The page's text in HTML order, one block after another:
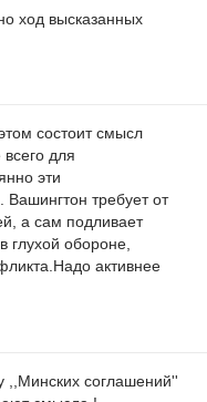
ход высказанных
состоит смысл
для
эти
Вашингтон требует от
а сам подливает
глухой обороне,
активнее
,,Минских соглашений''